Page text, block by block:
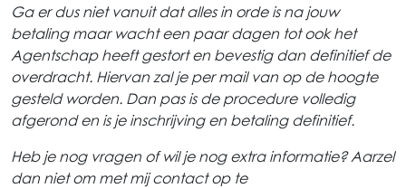
Ga er dus niet vanuit dat alles in orde is na jouw
betaling maar wacht een paar dagen tot ook het
Agentschap heeft gestort en bevestig dan definitief de
overdracht. Hiervan zal je per mail van op de hoogte
gesteld worden. Dan pas is de procedure volledig
afgerond en is je inschrijving en betaling definitief.
Heb je nog vragen of wil je nog extra informatie? Aarzel
dan niet om met mij contact op te